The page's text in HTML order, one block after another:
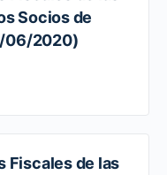
Socios de
06/2020)
Fiscales de las